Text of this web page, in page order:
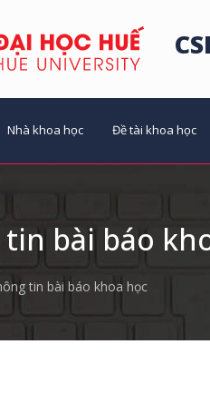
Nhà khoa học Đề tài khoa học
bài báo
tin bài báo khoa học